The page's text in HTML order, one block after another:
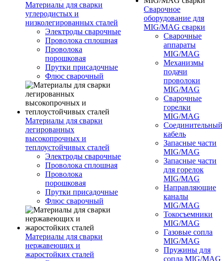
Материалы для сварки
углеродистых и
низколегированных сталей
Электроды сварочные
Проволока сплошная
Проволока
порошковая
Прутки присадочные
Флюс сварочный
Материалы для сварки
легированных
высокопрочных и
теплоустойчивых сталей
Электроды сварочные
Проволока сплошная
Проволока
порошковая
Прутки присадочные
Флюс сварочный
Материалы для сварки
нержавеющих и
жаростойких сталей
Сварочное
оборудование для
MIG/MAG сварки
Сварочные
аппараты
MIG/MAG
Механизмы
подачи
проволоки
MIG/MAG
Сварочные
горелки
MIG/MAG
Соединительный
кабель
Запасные части
MIG/MAG
Запасные части
для горелок
MIG/MAG
Направляющие
каналы
MIG/MAG
Токосъемники
MIG/MAG
Газовые сопла
MIG/MAG
Пружины для
сопла MIG/MAG